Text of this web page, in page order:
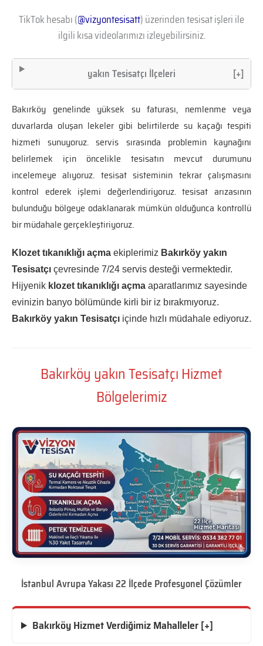
TikTok hesabı (@vizyontesisatt) üzerinden tesisat işleri ile
ilgili kısa videolarımızı izleyebilirsiniz.
yakın Tesisatçı İlçeleri [+]
Bakırköy genelinde yüksek su faturası, nemlenme veya
duvarlarda oluşan lekeler gibi belirtilerde su kaçağı tespiti
hizmeti sunuyoruz. servis sırasında problemin kaynağını
belirlemek için öncelikle tesisatın mevcut durumunu
incelemeye alıyoruz. tesisat sisteminin tekrar çalışmasını
kontrol ederek işlemi değerlendiriyoruz. tesisat arızasının
bulunduğu bölgeye odaklanarak mümkün olduğunca kontrollü
bir müdahale gerçekleştiriyoruz.
Klozet tıkanıklığı açma ekiplerimiz Bakırköy yakın
Tesisatçı çevresinde 7/24 servis desteği vermektedir.
Hijyenik klozet tıkanıklığı açma aparatlarımız sayesinde
evinizin banyo bölümünde kirli bir iz bırakmıyoruz.
Bakırköy yakın Tesisatçı içinde hızlı müdahale ediyoruz.
Bakırköy yakın Tesisatçı Hizmet
Bölgelerimiz
İstanbul Avrupa Yakası 22 İlçede Profesyonel Çözümler
Bakırköy Hizmet Verdiğimiz Mahalleler [+]